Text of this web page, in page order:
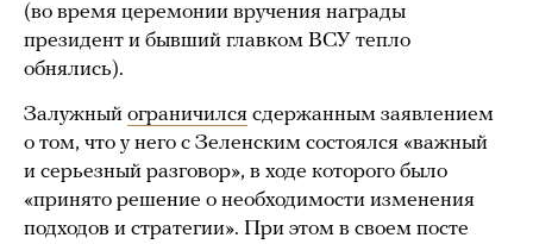
(во время церемонии вручения награды
президент и бывший главком ВСУ тепло
обнялись).
Залужный ограничился сдержанным заявлением
о том, что у него с Зеленским состоялся «важный
и серьезный разговор», в ходе которого было
«принято решение о необходимости изменения
подходов и стратегии». При этом в своем посте